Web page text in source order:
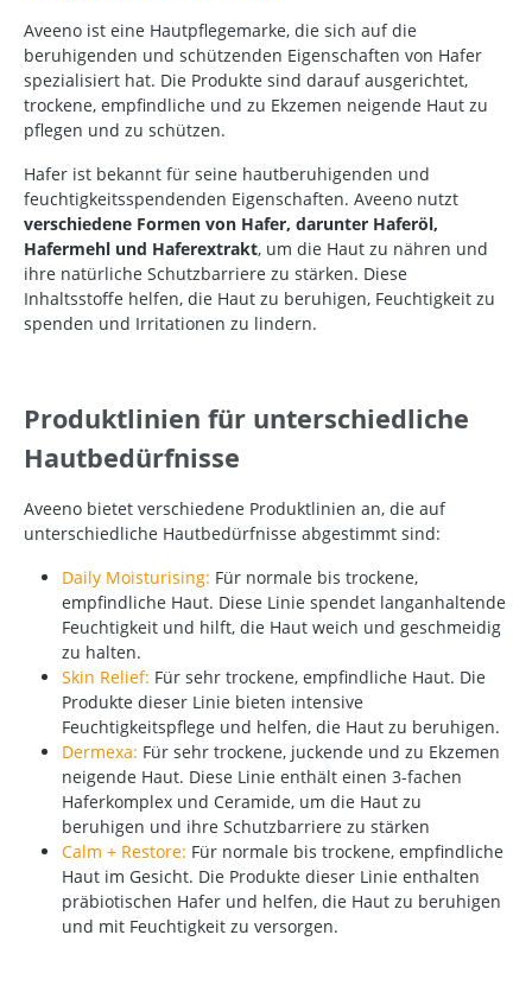
Aveeno ist eine Hautpflegemarke, die sich auf die
beruhigenden und schützenden Eigenschaften von Hafer
spezialisiert hat. Die Produkte sind darauf ausgerichtet,
trockene, empfindliche und zu Ekzemen neigende Haut zu
pflegen und zu schützen.
Hafer ist bekannt für seine hautberuhigenden und
feuchtigkeitsspendenden Eigenschaften. Aveeno nutzt
verschiedene Formen von Hafer, darunter Haferöl,
Hafermehl und Haferextrakt, um die Haut zu nähren und
ihre natürliche Schutzbarriere zu stärken. Diese
Inhaltsstoffe helfen, die Haut zu beruhigen, Feuchtigkeit zu
spenden und Irritationen zu lindern.
Produktlinien für unterschiedliche
Hautbedürfnisse
Aveeno bietet verschiedene Produktlinien an, die auf
unterschiedliche Hautbedürfnisse abgestimmt sind:
Daily Moisturising: Für normale bis trockene,
empfindliche Haut. Diese Linie spendet langanhaltende
Feuchtigkeit und hilft, die Haut weich und geschmeidig
zu halten.
Skin Relief: Für sehr trockene, empfindliche Haut. Die
Produkte dieser Linie bieten intensive
Feuchtigkeitspflege und helfen, die Haut zu beruhigen.
Dermexa: Für sehr trockene, juckende und zu Ekzemen
neigende Haut. Diese Linie enthält einen 3-fachen
Haferkomplex und Ceramide, um die Haut zu
beruhigen und ihre Schutzbarriere zu stärken
Calm + Restore: Für normale bis trockene, empfindliche
Haut im Gesicht. Die Produkte dieser Linie enthalten
präbiotischen Hafer und helfen, die Haut zu beruhigen
und mit Feuchtigkeit zu versorgen.